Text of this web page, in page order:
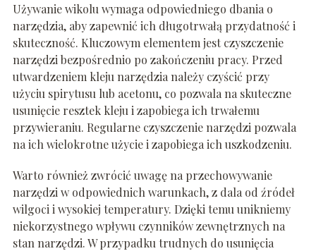
Używanie wikolu wymaga odpowiedniego dbania o
narzędzia, aby zapewnić ich długotrwałą przydatność i
skuteczność. Kluczowym elementem jest czyszczenie
narzędzi bezpośrednio po zakończeniu pracy. Przed
utwardzeniem kleju narzędzia należy czyścić przy
użyciu spirytusu lub acetonu, co pozwala na skuteczne
usunięcie resztek kleju i zapobiega ich trwałemu
przywieraniu. Regularne czyszczenie narzędzi pozwala
na ich wielokrotne użycie i zapobiega ich uszkodzeniu.
Warto również zwrócić uwagę na przechowywanie
narzędzi w odpowiednich warunkach, z dala od źródeł
wilgoci i wysokiej temperatury. Dzięki temu unikniemy
niekorzystnego wpływu czynników zewnętrznych na
stan narzędzi. W przypadku trudnych do usunięcia